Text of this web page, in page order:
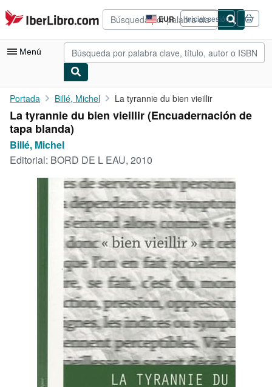
Pasar al contenido principal
IberLibro.com EUR
Preferencias
de
compra
del
Iniciar sesión
Menú
Mi cuenta
Consultar mis pedidos
Búsqueda avanzada
Colecciones
Libros antiguos
Arte y coleccionismo
Comenzar a vender
CERRAR
Portada Billé, Michel La tyrannie du bien vieillir
La tyrannie du bien vieillir (Encuadernación de
tapa blanda)
Billé, Michel
Editorial: BORD DE L EAU, 2010